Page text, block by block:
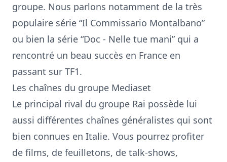
groupe. Nous parlons notamment de la très
populaire série “Il Commissario Montalbano”
ou bien la série “Doc - Nelle tue mani” qui a
rencontré un beau succès en France en
passant sur TF1.
Les chaînes du groupe Mediaset
Le principal rival du groupe Rai possède lui
aussi différentes chaînes généralistes qui sont
bien connues en Italie. Vous pourrez profiter
de films, de feuilletons, de talk-shows,